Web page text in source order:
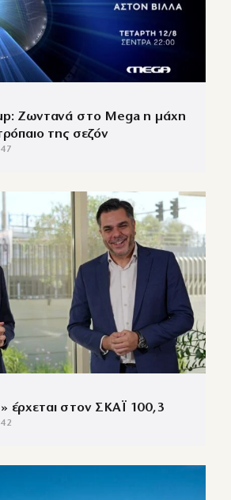
Ζωντανά στο Mega η μάχη
της σεζόν
έρχεται στον ΣΚΑΪ 100,3